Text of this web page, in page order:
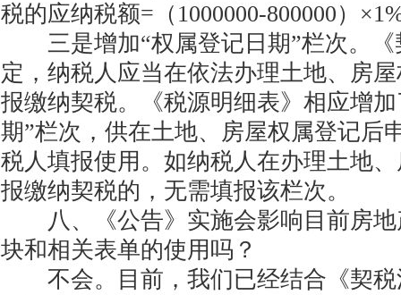
税的应纳税额=（1000000-800000）
三是增加“权属登记日期”栏次。《
定，纳税人应当在依法办理土地、房
报缴纳契税。《税源明细表》相应增
期”栏次，供在土地、房屋权属登记后
税人填报使用。如纳税人在办理土地
报缴纳契税的，无需填报该栏次。
八、《公告》实施会影响目前房地
块和相关表单的使用吗？
不会。目前，我们已经结合《契税